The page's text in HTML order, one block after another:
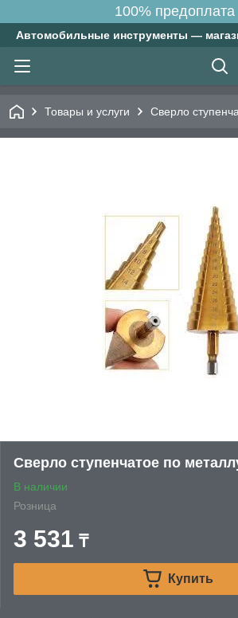
100% предоплата
Автомобильные инструменты —
Товары и услуги Сверло
Сверло ступенчатое по
В наличии
Розница
3 531 ₸
Купить